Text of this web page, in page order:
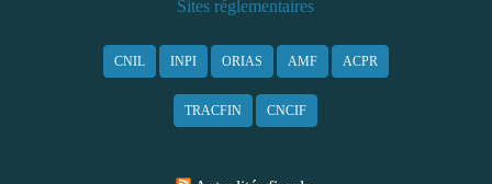
Sites réglementaires
CNIL INPI ORIAS AMF ACPR
TRACFIN CNCIF